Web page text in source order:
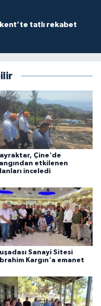
tatlı rekabet
Çine'de
etkilenen
inceledi
Sanayi Sitesi
Kargın'a emanet